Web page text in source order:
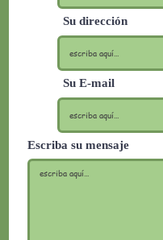
Su dirección
Su E-mail
Escriba su mensaje